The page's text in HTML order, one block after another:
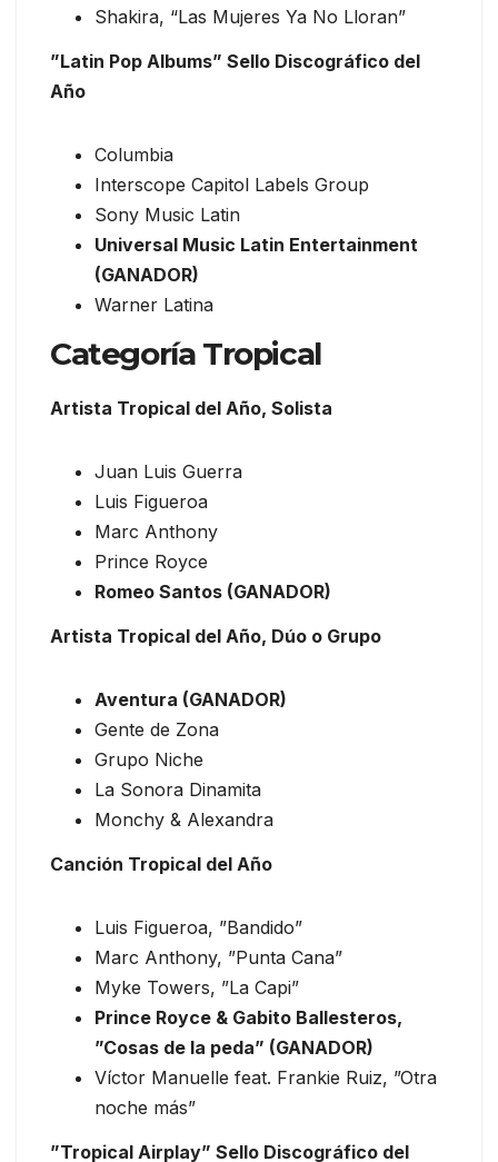
Shakira, “Las Mujeres Ya No Lloran”
”Latin Pop Albums” Sello Discográfico del
Año
Columbia
Interscope Capitol Labels Group
Sony Music Latin
Universal Music Latin Entertainment
(GANADOR)
Warner Latina
Categoría Tropical
Artista Tropical del Año, Solista
Juan Luis Guerra
Luis Figueroa
Marc Anthony
Prince Royce
Romeo Santos (GANADOR)
Artista Tropical del Año, Dúo o Grupo
Aventura (GANADOR)
Gente de Zona
Grupo Niche
La Sonora Dinamita
Monchy & Alexandra
Canción Tropical del Año
Luis Figueroa, ”Bandido”
Marc Anthony, ”Punta Cana”
Myke Towers, ”La Capi”
Prince Royce & Gabito Ballesteros,
”Cosas de la peda” (GANADOR)
Víctor Manuelle feat. Frankie Ruiz, ”Otra
noche más”
”Tropical Airplay” Sello Discográfico del